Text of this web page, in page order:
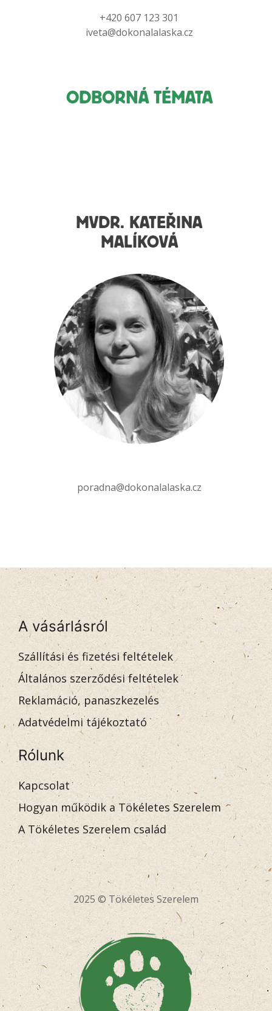
+420 607 123 301
iveta@dokonalalaska.cz
ODBORNÁ TÉMATA
MVDR. KATEŘINA
MALÍKOVÁ
poradna@dokonalalaska.cz
A vásárlásról
Szállítási és fizetési feltételek
Általános szerződési feltételek
Reklamáció, panaszkezelés
Adatvédelmi tájékoztató
Rólunk
Kapcsolat
Hogyan működik a Tökéletes Szerelem
A Tökéletes Szerelem család
2025 © Tökéletes Szerelem